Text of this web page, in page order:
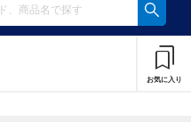
お気に入り